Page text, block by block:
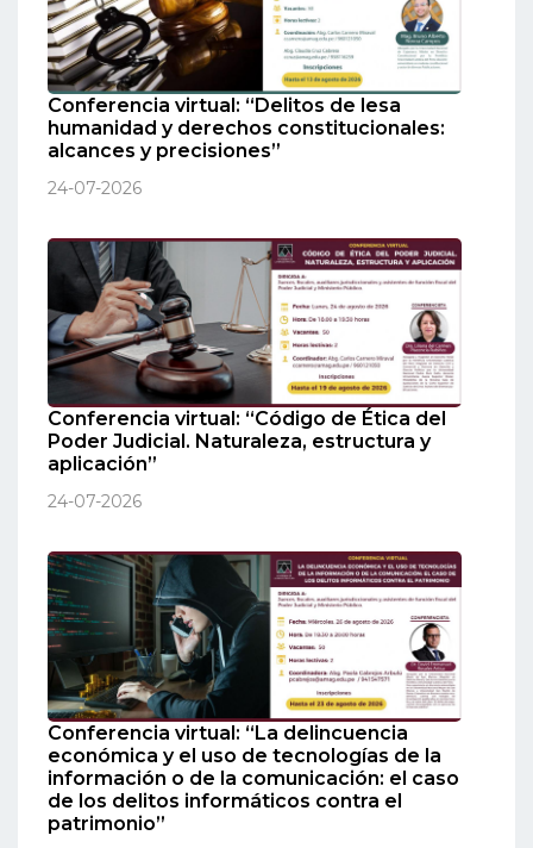
Conferencia virtual: “Delitos de lesa
humanidad y derechos constitucionales:
alcances y precisiones”
24-07-2026
Conferencia virtual: “Código de Ética del
Poder Judicial. Naturaleza, estructura y
aplicación”
24-07-2026
Conferencia virtual: “La delincuencia
económica y el uso de tecnologías de la
información o de la comunicación: el caso
de los delitos informáticos contra el
patrimonio”